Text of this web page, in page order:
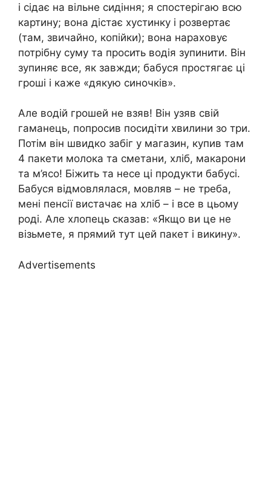
і сідає на вільне сидіння; я спостерігаю всю
картину; вона дістає хустинку і розвертає
(там, звичайно, копійки); вона нараховує
потрібну суму та просить водія зупинити. Він
зупиняє все, як завжди; бабуся простягає ці
гроші і каже «дякую синочків».
Але водій грошей не взяв! Він узяв свій
гаманець, попросив посидіти хвилини зо три.
Потім він швидко забіг у магазин, купив там
4 пакети молока та сметани, хліб, макарони
та м’ясо! Біжить та несе ці продукти бабусі.
Бабуся відмовлялася, мовляв – не треба,
мені пенсії вистачає на хліб – і все в цьому
роді. Але хлопець сказав: «Якщо ви це не
візьмете, я прямий тут цей пакет і викину».
Advertisements